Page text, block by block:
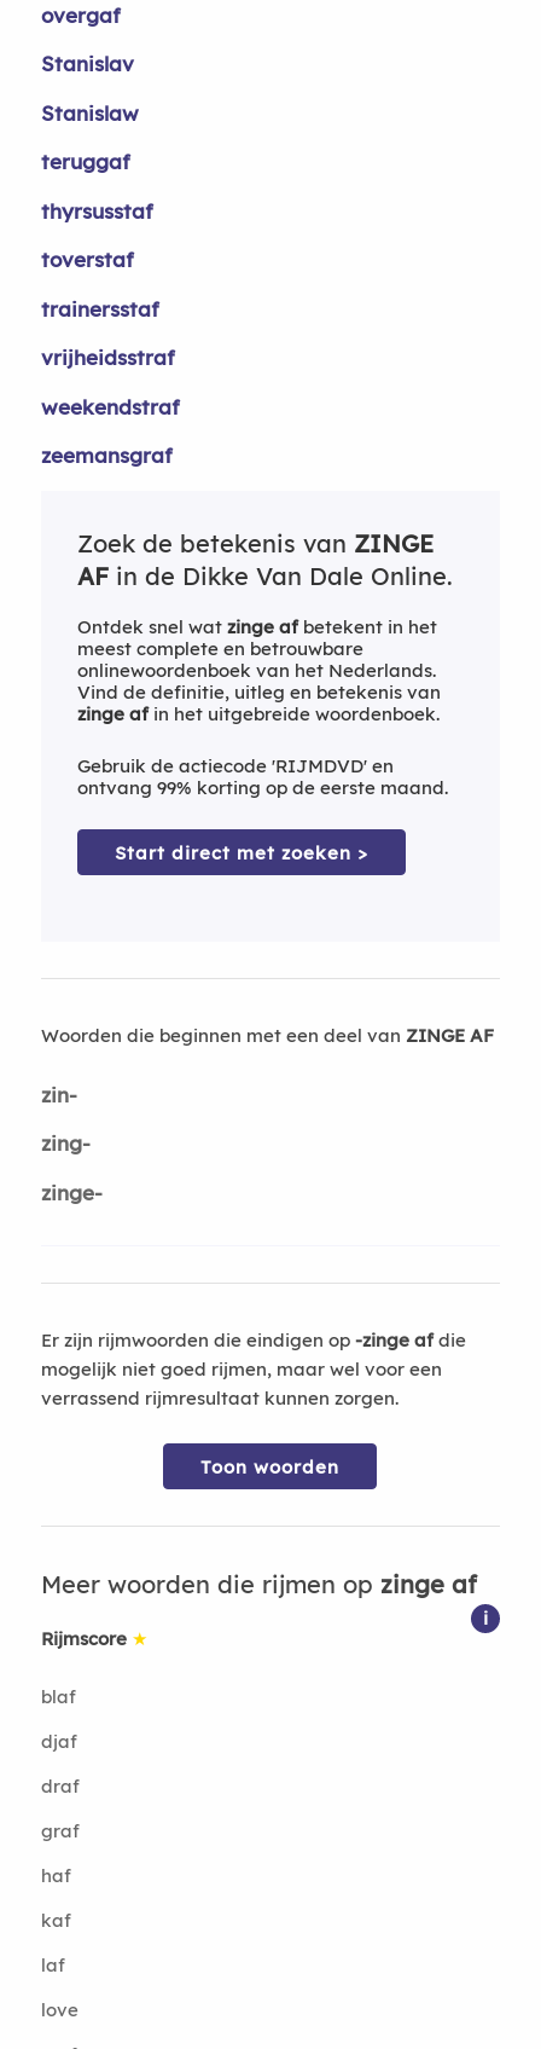
overgaf
Stanislav
Stanislaw
teruggaf
thyrsusstaf
toverstaf
trainersstaf
vrijheidsstraf
weekendstraf
zeemansgraf
Zoek de betekenis van ZINGE
AFin de Dikke Van Dale Online.
Ontdek snel wat zinge afbetekent in het
meest complete en betrouwbare
onlinewoordenboek van het Nederlands.
Vind de definitie, uitleg en betekenis van
zinge afin het uitgebreide woordenboek.
Gebruik de actiecode 'RIJMDVD' en
ontvang 99% korting op de eerste maand.
Start direct met zoeken >
Woorden die beginnen met een deel van ZINGE AF
zin-
zing-
zinge-
Er zijn rijmwoorden die eindigen op -zinge afdie
mogelijk niet goed rijmen, maar wel voor een
verrassend rijmresultaat kunnen zorgen.
Toon woorden
Meer woorden die rijmen op zinge af
i
Rijmscore ★
blaf
djaf
draf
graf
haf
kaf
laf
love